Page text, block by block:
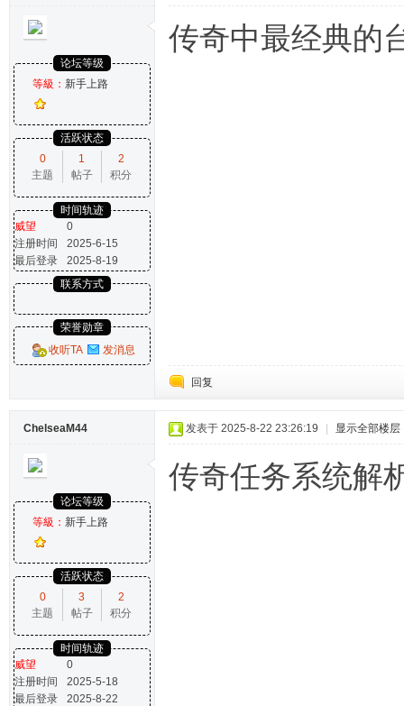
论坛等级
等級： 新手上路
活跃状态
0
主题
1
帖子
2
积分
时间轨迹
威望
0
注册时间
2025-6-15
最后登录
2025-8-19
联系方式
荣誉勋章
收听TA
发消息
传奇中最经典的
回复
ChelseaM44
论坛等级
等級： 新手上路
活跃状态
0
主题
3
帖子
2
积分
时间轨迹
威望
0
注册时间
2025-5-18
最后登录
2025-8-22
发表于 2025-8-22 23:26:19 显示全部楼层
传奇任务系统解